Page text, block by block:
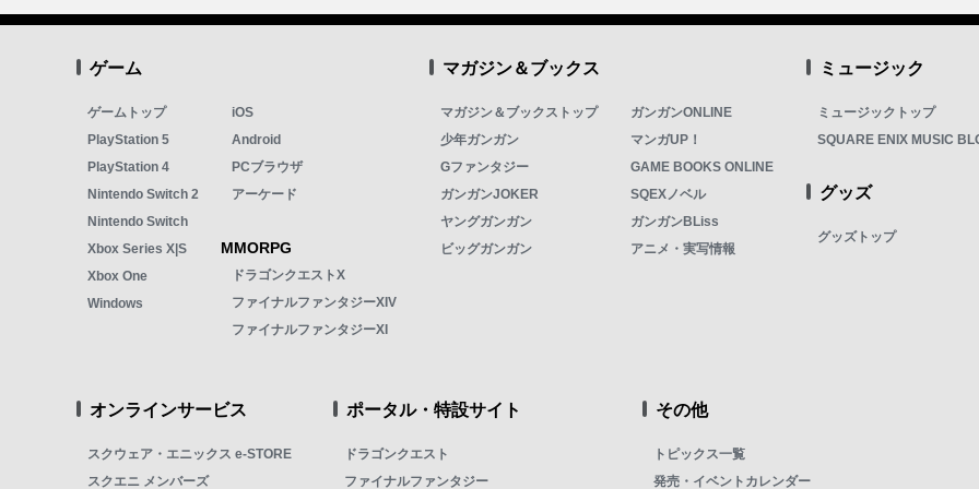
ゲーム
ゲームトップ
PlayStation 5
PlayStation 4
Nintendo Switch 2
Nintendo Switch
Xbox Series X|S
Xbox One
Windows
iOS
Android
PCブラウザ
アーケード
MMORPG
ドラゴンクエストX
ファイナルファンタジーXIV
ファイナルファンタジーXI
マガジン＆ブックス
マガジン＆ブックストップ
少年ガンガン
Gファンタジー
ガンガンJOKER
ヤングガンガン
ビッグガンガン
ガンガンONLINE
マンガUP！
GAME BOOKS ONLINE
SQEXノベル
ガンガンBLiss
アニメ・実写情報
ミュージック
ミュージックトップ
SQUARE ENIX MUSIC
グッズ
グッズトップ
オンラインサービス
スクウェア・エニックス e-STORE
スクエニ メンバーズ
ポータル・特設サイト
ドラゴンクエスト
ファイナルファンタジー
その他
トピックス一覧
発売・イベントカレンダー